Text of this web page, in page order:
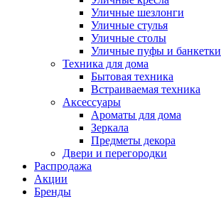
Уличные шезлонги
Уличные стулья
Уличные столы
Уличные пуфы и банкетки
Техника для дома
Бытовая техника
Встраиваемая техника
Аксессуары
Ароматы для дома
Зеркала
Предметы декора
Двери и перегородки
Распродажа
Акции
Бренды